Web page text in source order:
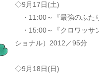
◇9月17日(土)
・11:00～『最強のふた
・15:00～『クロワッサ
ショナル）2012／95分
◇9月18日(日)